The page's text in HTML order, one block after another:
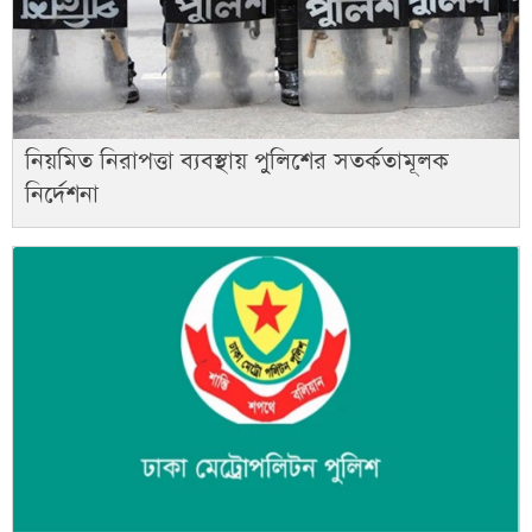
নিয়মিত নিরাপত্তা ব্যবস্থায় পুলিশের সতর্কতামূলক
নির্দেশনা